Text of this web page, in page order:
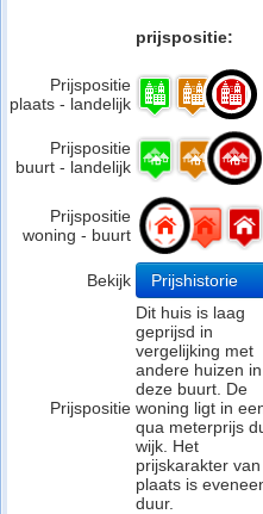
prijspositie:
Prijspositie
plaats - landelijk
Prijspositie
buurt - landelijk
Prijspositie
woning - buurt
Bekijk Prijshistorie
Prijspositie
Dit huis is laag
geprijsd in
vergelijking met
andere huizen in
deze buurt. De
woning ligt in
qua meterprijs
wijk. Het
prijskarakter
plaats is
duur.